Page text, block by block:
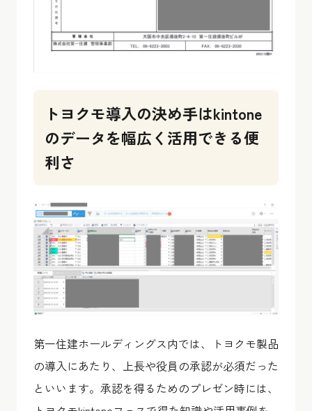
トヨクモ導入の決め手はkintone
のデータを幅広く活用できる便
利さ
第一住建ホールディングス内では、トヨクモ製品
の導入にあたり、上長や役員の承認が必須だった
といいます。承認を得るためのプレゼン時には、